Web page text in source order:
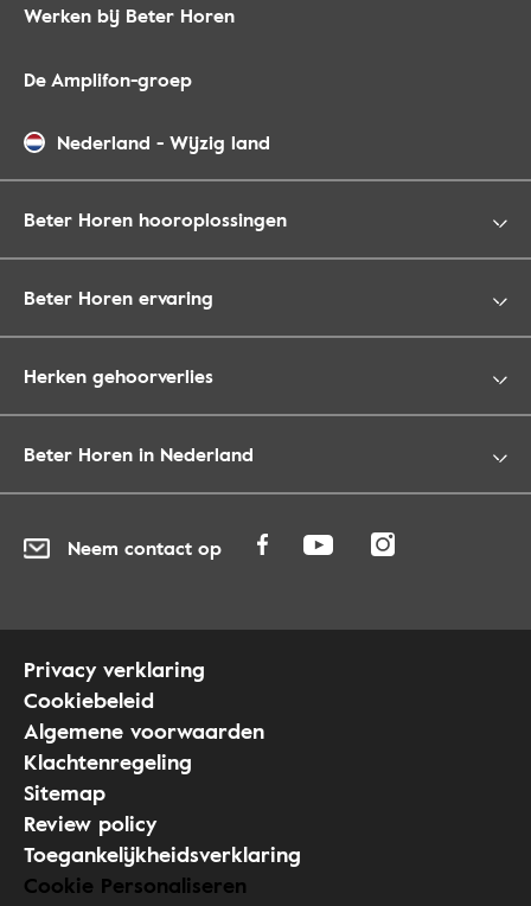
Werken bij Beter Horen
De Amplifon-groep
Nederland - Wijzig land
Beter Horen hooroplossingen
Beter Horen ervaring
Herken gehoorverlies
Beter Horen in Nederland
Neem contact op
Privacy verklaring
Cookiebeleid
Algemene voorwaarden
Klachtenregeling
Sitemap
Review policy
Toegankelijkheidsverklaring
Cookie Personaliseren